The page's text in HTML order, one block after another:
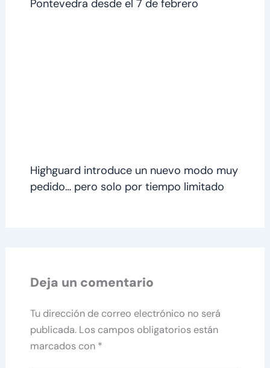
Pontevedra desde el 7 de febrero
Highguard introduce un nuevo modo muy
pedido… pero solo por tiempo limitado
Deja un comentario
Tu dirección de correo electrónico no será
publicada. Los campos obligatorios están
marcados con *